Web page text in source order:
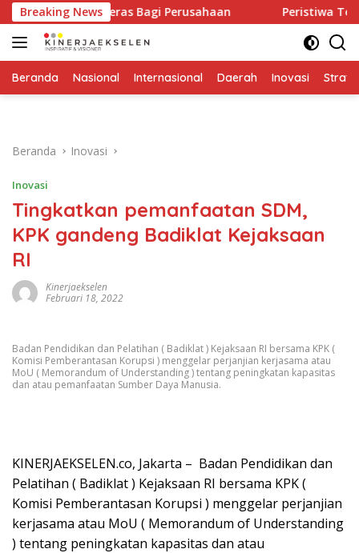
Langsung
ke
konten
Breaking NewsKeras Bagi Perusahaan Peristiwa Terjadi
Beranda Nasional Internasional Daerah Inovasi
Beranda Inovasi
Inovasi
Tingkatkan pemanfaatan SDM,
KPK gandeng Badiklat Kejaksaan
RI
Kinerjaekselen
Februari 18, 2022
Badan Pendidikan dan Pelatihan ( Badiklat ) Kejaksaan RI bersama KPK (
Komisi Pemberantasan Korupsi ) menggelar perjanjian kerjasama atau
MoU ( Memorandum of Understanding ) tentang peningkatan kapasitas
dan atau pemanfaatan Sumber Daya Manusia.
KINERJAEKSELEN.co, Jakarta – Badan Pendidikan dan
Pelatihan ( Badiklat ) Kejaksaan RI bersama KPK (
Komisi Pemberantasan Korupsi ) menggelar perjanjian
kerjasama atau MoU ( Memorandum of Understanding
) tentang peningkatan kapasitas dan atau